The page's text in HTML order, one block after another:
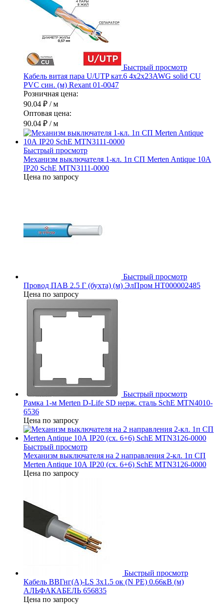
Быстрый просмотр
Кабель витая пара U/UTP кат.6 4х2х23AWG solid CU
PVC син. (м) Rexant 01-0047
Розничная цена:
90.04 ₽ / м
Оптовая цена:
90.04 ₽ / м
Быстрый просмотр
Механизм выключателя 1-кл. 1п СП Merten Antique 10А
IP20 SchE MTN3111-0000
Цена по запросу
Быстрый просмотр
Провод ПАВ 2.5 Г (бухта) (м) ЭлПром НТ000002485
Цена по запросу
Быстрый просмотр
Рамка 1-м Merten D-Life SD нерж. сталь SchE MTN4010-
6536
Цена по запросу
Быстрый просмотр
Механизм выключателя на 2 направления 2-кл. 1п СП
Merten Antique 10А IP20 (сх. 6+6) SchE MTN3126-0000
Цена по запросу
Быстрый просмотр
Кабель ВВГнг(А)-LS 3х1.5 ок (N PE) 0.66кВ (м)
АЛЬФАКАБЕЛЬ 656835
Цена по запросу